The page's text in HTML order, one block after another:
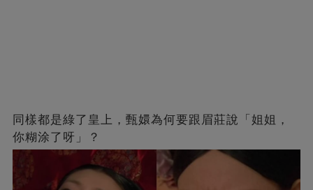
同樣都是綠了皇上，甄嬛為何要跟眉莊說「姐姐，
你糊涂了呀」？